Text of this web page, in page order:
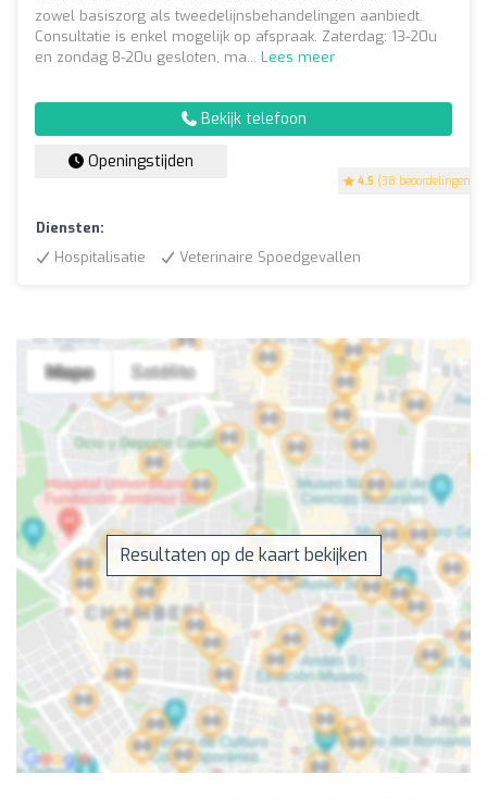
4.5 (38 beoordelingen)
zowel basiszorg als tweedelijnsbehandelingen aanbiedt.
Consultatie is enkel mogelijk op afspraak. Zaterdag: 13-20u
en zondag 8-20u gesloten, ma... Lees meer
Bekijk telefoon
Openingstijden
Diensten:
Hospitalisatie
Veterinaire Spoedgevallen
Resultaten op de kaart bekijken